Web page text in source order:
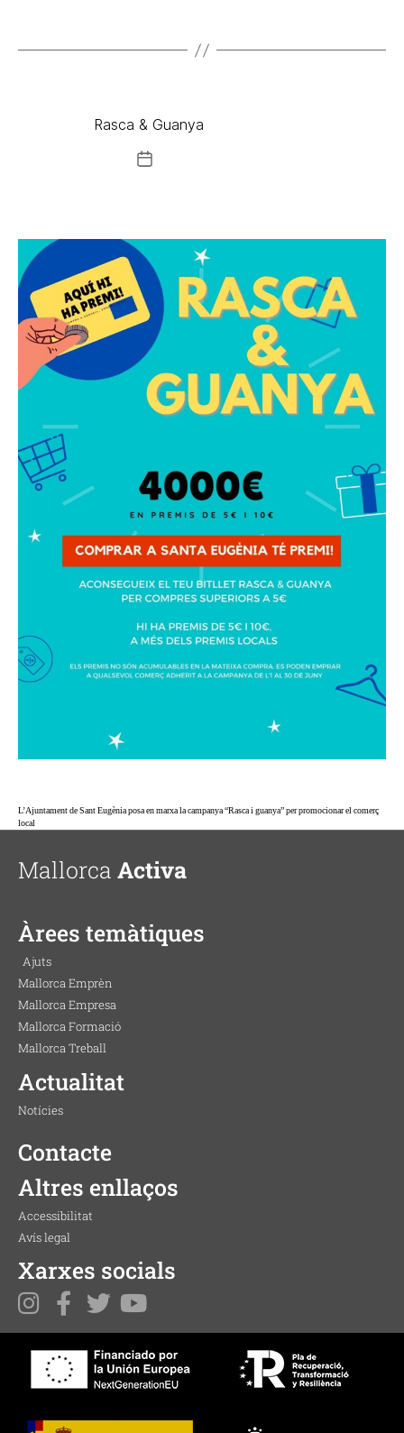
Rasca & Guanya
L’Ajuntament de Sant Eugènia posa en marxa la campanya “Rasca i guanya” per promocionar el comerç
local
Mallorca Activa
Àrees temàtiques
Ajuts
Mallorca Emprèn
Mallorca Empresa
Mallorca Formació
Mallorca Treball
Actualitat
Notícies
Contacte
Altres enllaços
Accessibilitat
Avís legal
Xarxes socials